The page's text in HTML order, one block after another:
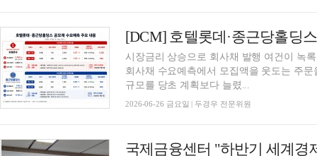
시장금리 상승으로 회사채 발행 여건이 녹
회사채 수요예측에서 모집액을 웃도는 주
규모를 당초 계획보다 늘렸...
2026-06-26 금요일 | 두경우 전문위원